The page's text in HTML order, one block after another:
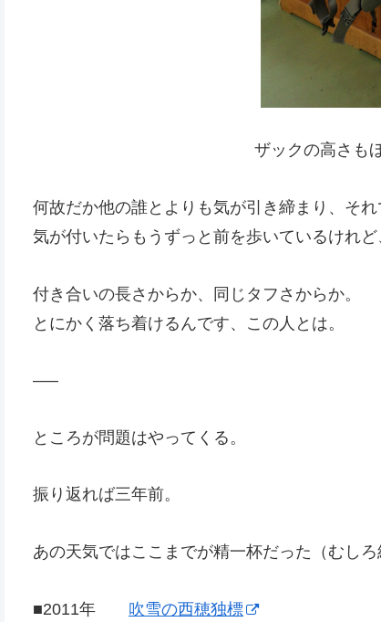
ザックの高さも
何故だか他の誰とよりも気が引き締まり、それ
気が付いたらもうずっと前を歩いているけれ
付き合いの長さからか、同じタフさからか。
とにかく落ち着けるんです、この人とは。
—–
ところが問題はやってくる。
振り返れば三年前。
あの天気ではここまでが精一杯だった（むしろ
■2011年 吹雪の西穂独標